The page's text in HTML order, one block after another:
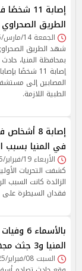
إصابة
الطريق
الجمعة 14/مارس/2025 - 08:14 م
شهد الطريق
بمحافظة المنيا،
إصابة 11
المصابين إلى
الطبية اللازمة.
إصابة 8
في المنيا بسبب
الأربعاء 19/فبراير/2025 - 06:54 م
كشفت التحريات
الزائدة كانت السبب
فقدان السيطرة على
المنيا و3 جثث مجهولي الهوية
السبت 08/فبراير/2025 - 12:54 م